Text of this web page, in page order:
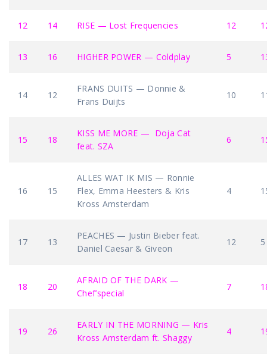
12 14 RISE — Lost Frequencies 12
13 16 HIGHER POWER — Coldplay 5
14 12
FRANS DUITS — Donnie &
Frans Duijts
10
15 18
KISS ME MORE — Doja Cat
feat. SZA
6
16 15
ALLES WAT IK MIS — Ronnie
Flex, Emma Heesters & Kris
Kross Amsterdam
4
17 13
PEACHES — Justin Bieber feat.
Daniel Caesar & Giveon
12 5
18 20
AFRAID OF THE DARK —
Chef’special
7
19 26
EARLY IN THE MORNING — Kris
Kross Amsterdam ft. Shaggy
4